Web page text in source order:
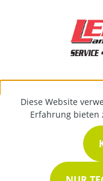
Diese Website
Erfahrung bieten